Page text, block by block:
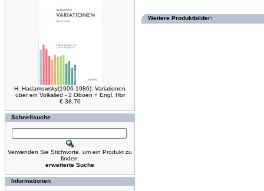
H. Hadamowsky(1906-1986): Variationen
über ein Volkslied - 2 Oboen + Engl. Hor
€ 38,70
Schnellsuche
Verwenden Sie Stichworte, um ein Produkt zu
finden.
erweiterte Suche
Informationen
Weitere Produktbilder: